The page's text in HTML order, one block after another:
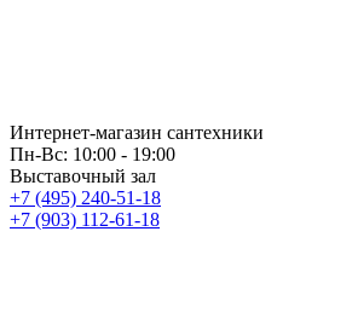
Интернет-магазин сантехники
Пн-Вс: 10:00 - 19:00
Выставочный зал
+7 (495) 240-51-18
+7 (903) 112-61-18